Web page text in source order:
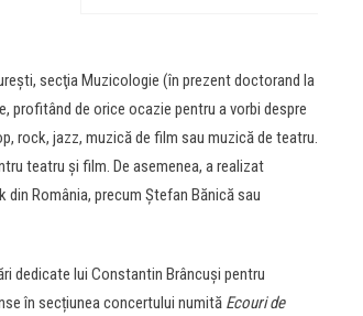
secţia Muzicologie (în prezent doctorand la
profitând de orice ocazie pentru a vorbi despre
rock, jazz, muzică de film sau muzică de teatru.
teatru și film. De asemenea, a realizat
România, precum Ștefan Bănică sau
dedicate lui Constantin Brâncuși pentru
în secțiunea concertului numită Ecouri de